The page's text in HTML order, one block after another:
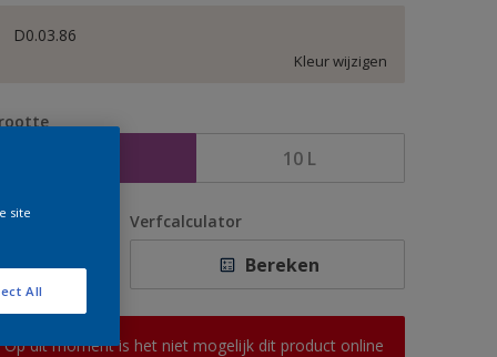
D0.03.86
Kleur wijzigen
10 L
Verfcalculator
Bereken
Op dit moment is het niet mogelijk dit product online
site
All